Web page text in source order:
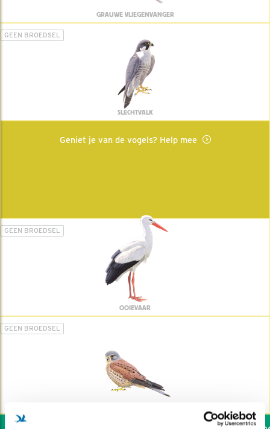
GRAUWE VLIEGENVANGER
GEEN BROEDSEL
SLECHTVALK
Geniet je van de vogels? Help mee
GEEN BROEDSEL
OOIEVAAR
GEEN BROEDSEL